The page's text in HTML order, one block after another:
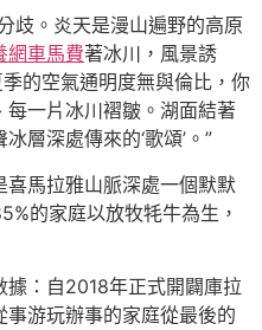
歧。炎天是漫山遍野的高原
網車馬費著冰川，風景誘
的空氣通明度無與倫比，你
一片冰川褶皺。湖面結著
層深處傳來的‘歌頌’。”
馬拉雅山脈深處一個默默
的家庭以放牧牦牛為生，
：自2018年正式開闢庫拉
游玩辦事的家庭從最後的